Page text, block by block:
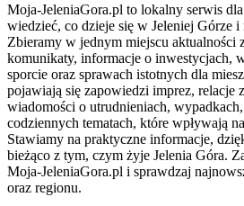
Moja-JeleniaGora.pl to lokalny serwis
wiedzieć, co dzieje się w Jeleniej Górze
Zbieramy w jednym miejscu aktualności
komunikaty, informacje o inwestycjach,
sporcie oraz sprawach istotnych dla
pojawiają się zapowiedzi imprez, relacje
wiadomości o utrudnieniach, wypadkach,
codziennych tematach, które wpływają
Stawiamy na praktyczne informacje,
bieżąco z tym, czym żyje Jelenia Góra.
Moja-JeleniaGora.pl i sprawdzaj
oraz regionu.